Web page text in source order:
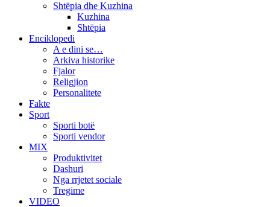
Shtëpia dhe Kuzhina
Kuzhina
Shtëpia
Enciklopedi
A e dini se…
Arkiva historike
Fjalor
Religjion
Personalitete
Fakte
Sport
Sporti botë
Sporti vendor
MIX
Produktivitet
Dashuri
Nga rrjetet sociale
Tregime
VIDEO